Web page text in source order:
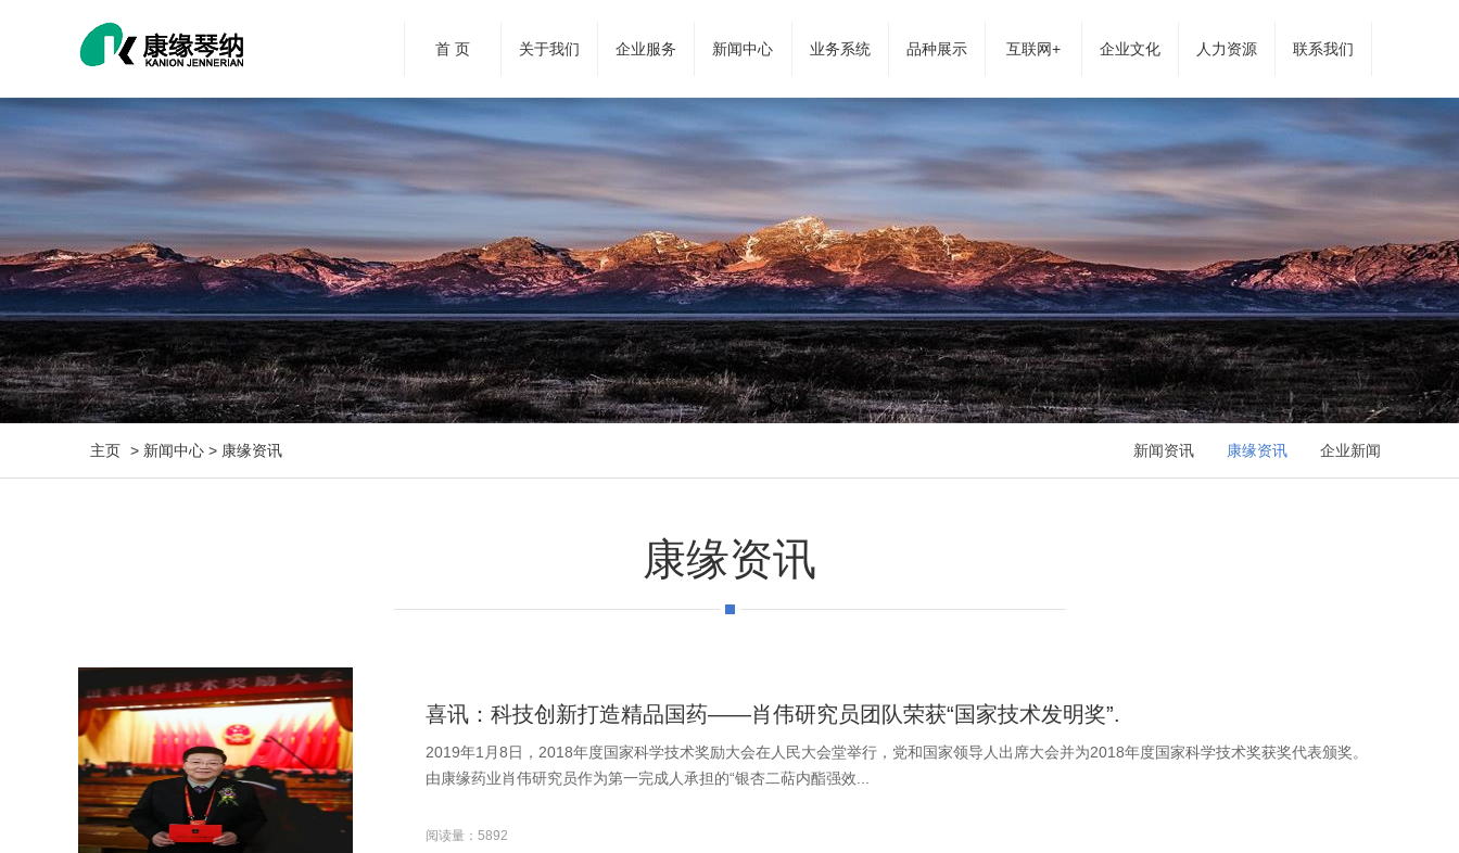
首 页 关于我们 企业服务 新闻中心 业务系统 品种展示 互联网+ 企业文化 人力资源 联系我们
主页 > 新闻中心 > 康缘资讯 新闻资讯 康缘资讯 企业新闻
康缘资讯
喜讯：科技创新打造精品国药——肖伟研究员团队荣获“国家技术发明奖”.
2019年1月8日，2018年度国家科学技术奖励大会在人民大会堂举行，党和国家领导人出席大会并为2018年度国家科学技术奖获奖代表颁奖。
由康缘药业肖伟研究员作为第一完成人承担的“银杏二萜内酯强效...
阅读量：5892